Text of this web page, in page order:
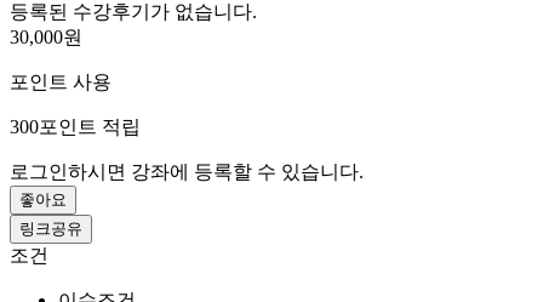
등록된 수강후기가 없습니다.
30,000원
포인트 사용
300포인트 적립
로그인하시면 강좌에 등록할 수 있습니다.
좋아요
링크공유
조건